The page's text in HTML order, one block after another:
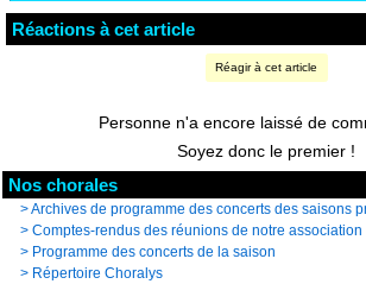
Nos chorales
>Archives de programme des concerts des saisons
> Comptes-rendus des réunions de notre association
> Programme des concerts de la saison
> Répertoire Choralys
Réactions à cet article
Réagir à cet article
Personne n'a encore laissé de
Soyez donc le premier !